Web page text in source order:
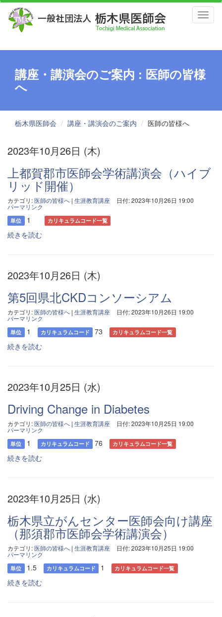
講座・講演会のご案内 : 医師の皆様
へ
栃木県医師会 講座・講演会のご案内 医師の皆様へ
2023年10月26日 (木)
上都賀郡市医師会学術講演会（ハイブ
リッド開催）
カテゴリ:医師の皆様へ | 生涯教育講座 日付: 2023年10月26日 19:00
パーマリンク
単位 1 カリキュラムコード一覧
続きを読む
2023年10月26日 (木)
第5回県北CKDコンソーシアム
カテゴリ:医師の皆様へ | 生涯教育講座 日付: 2023年10月26日 19:00
パーマリンク
単位 1 カリキュラムコード 73 カリキュラムコード一覧
続きを読む
2023年10月25日 (水)
Driving Change in Diabetes
カテゴリ:医師の皆様へ | 生涯教育講座 日付: 2023年10月25日 19:00
パーマリンク
単位 1 カリキュラムコード 76 カリキュラムコード一覧
続きを読む
2023年10月25日 (水)
栃木県立がんセンター医師会向け講座
（那須郡市医師会学術講演会）
カテゴリ:医師の皆様へ | 生涯教育講座 日付: 2023年10月25日 19:00
パーマリンク
単位 1.5 カリキュラムコード 1 カリキュラムコード一覧
続きを読む